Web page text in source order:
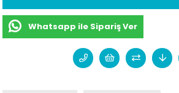
Whatsapp ile Sipariş Ver